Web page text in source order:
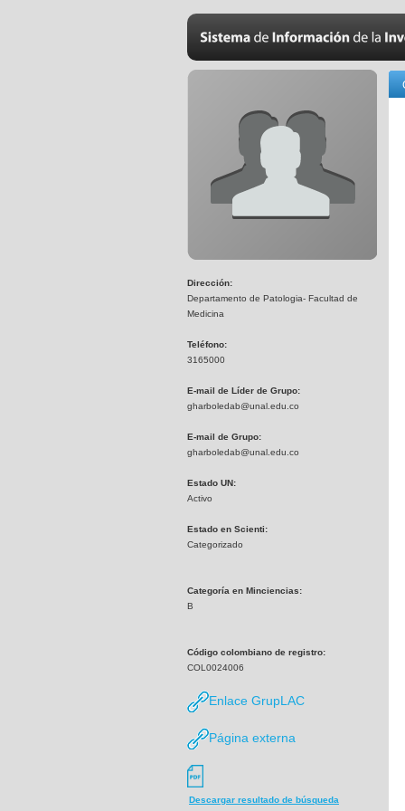
Dirección:
Departamento de Patologia- Facultad de
Medicina
Teléfono:
3165000
E-mail de Líder de Grupo:
gharboledab@unal.edu.co
E-mail de Grupo:
gharboledab@unal.edu.co
Estado UN:
Activo
Estado en Scienti:
Categorizado
Categoría en Minciencias:
B
Código colombiano de registro:
COL0024006
Enlace GrupLAC
Página externa
Descargar resultado de búsqueda